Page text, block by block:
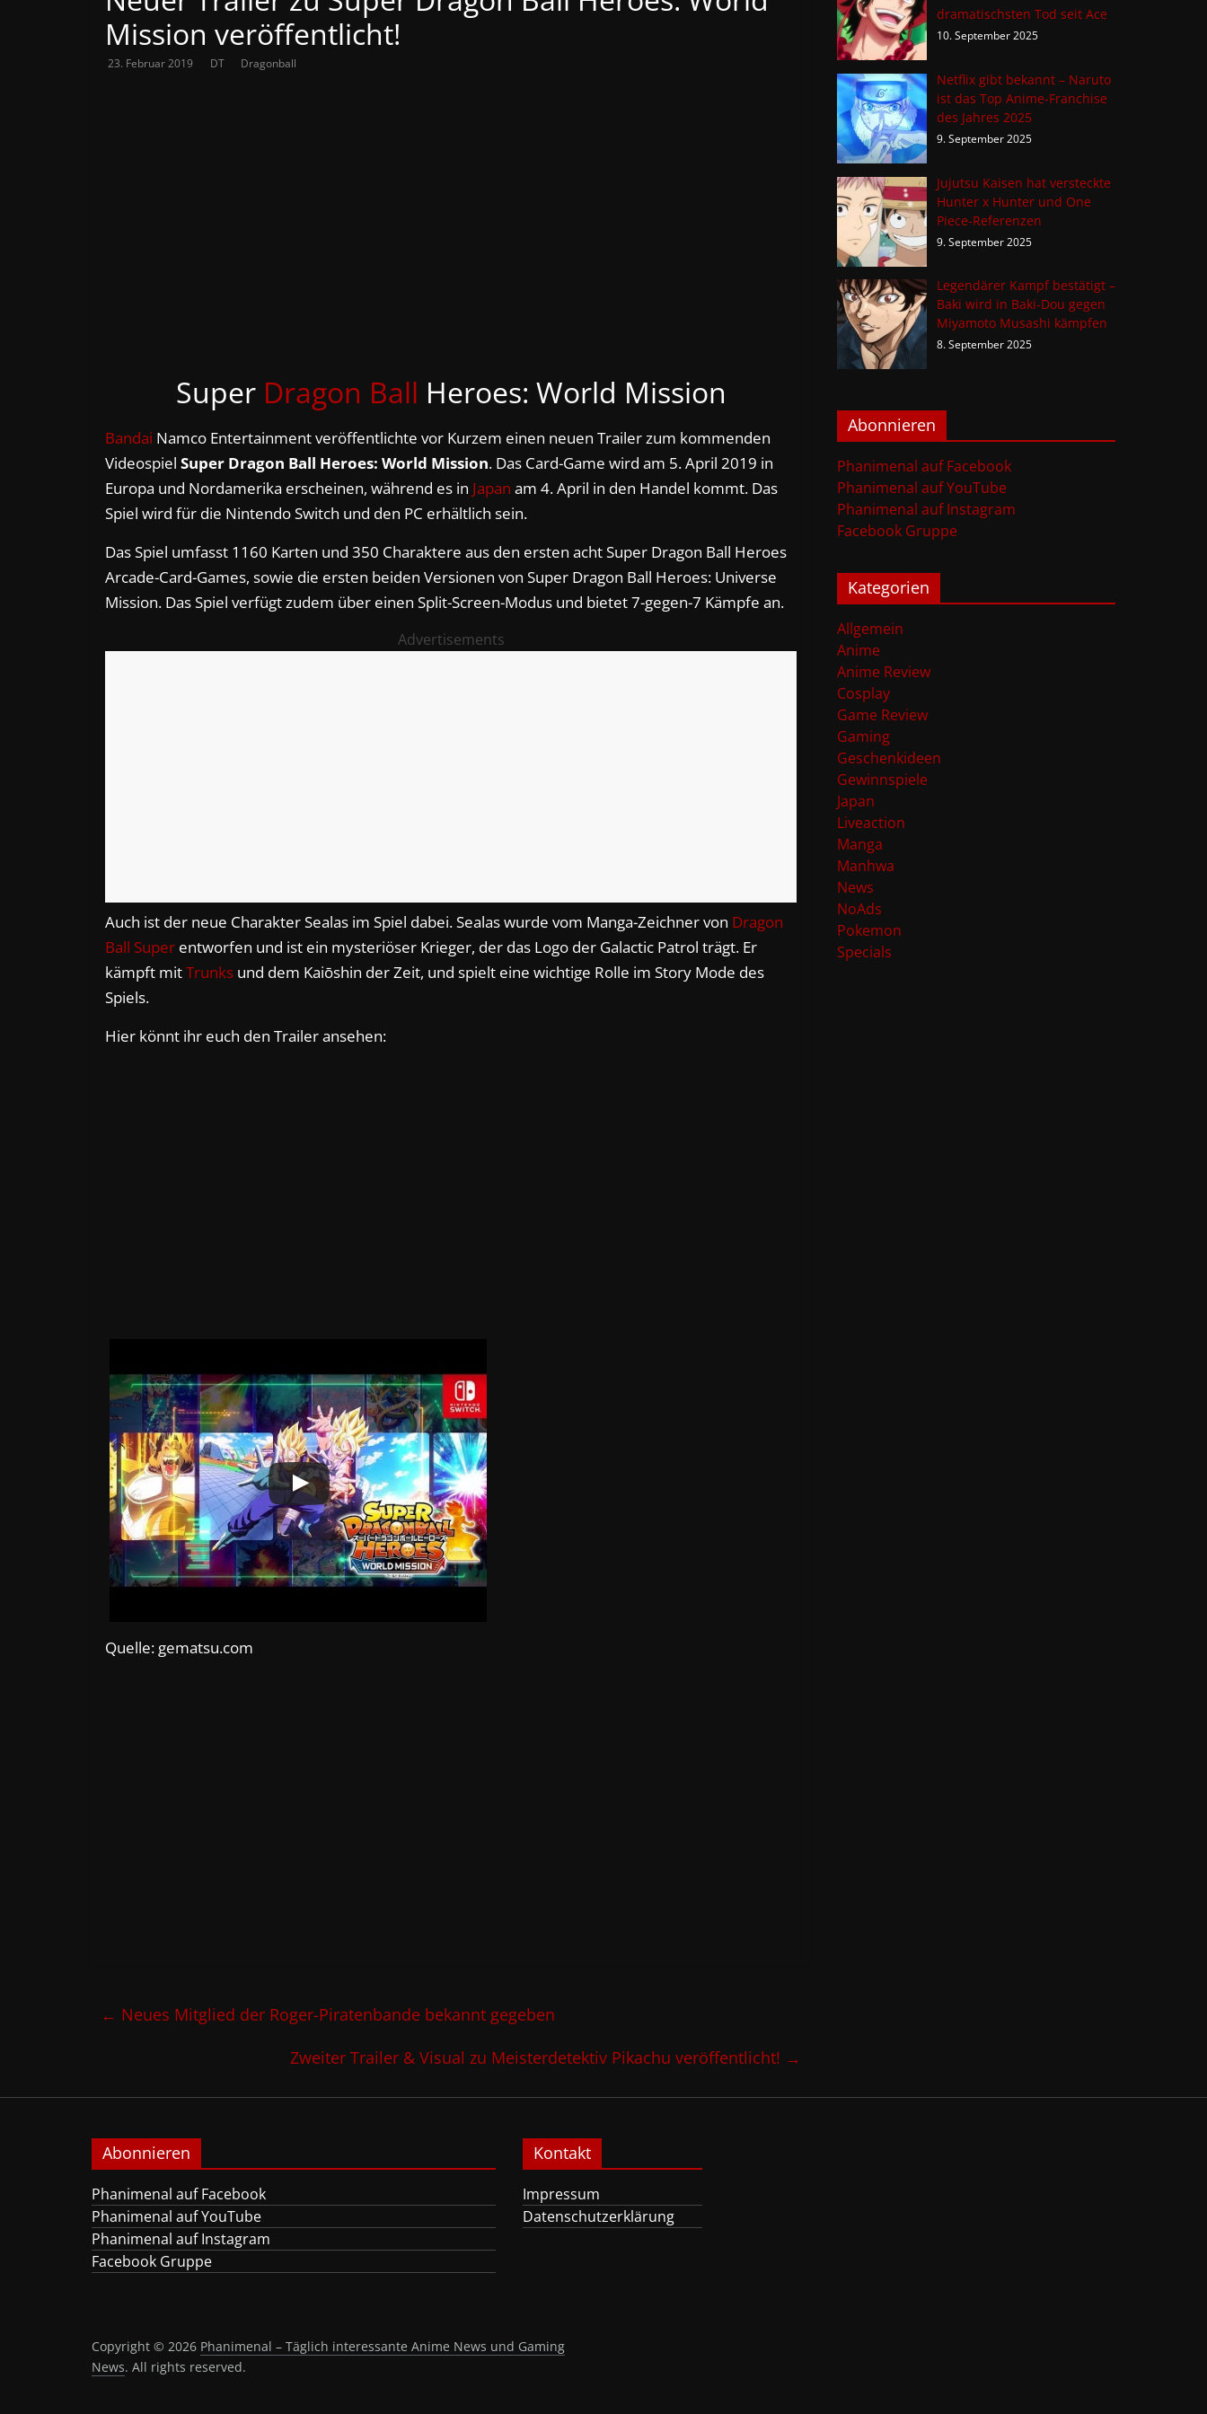
Mission veröffentlicht!
23. Februar 2019 DT Dragonball
Super Dragon Ball Heroes: World Mission
Bandai Namco Entertainment veröffentlichte vor Kurzem einen neuen Trailer zum kommenden
Videospiel Super Dragon Ball Heroes: World Mission. Das Card-Game wird am 5. April 2019 in
Europa und Nordamerika erscheinen, während es in Japan am 4. April in den Handel kommt. Das
Spiel wird für die Nintendo Switch und den PC erhältlich sein.
Das Spiel umfasst 1160 Karten und 350 Charaktere aus den ersten acht Super Dragon Ball Heroes
Arcade-Card-Games, sowie die ersten beiden Versionen von Super Dragon Ball Heroes: Universe
Mission. Das Spiel verfügt zudem über einen Split-Screen-Modus und bietet 7-gegen-7 Kämpfe an.
Advertisements
Auch ist der neue Charakter Sealas im Spiel dabei. Sealas wurde vom Manga-Zeichner von Dragon
Ball Super entworfen und ist ein mysteriöser Krieger, der das Logo der Galactic Patrol trägt. Er
kämpft mitTrunks und dem Kaiōshin der Zeit, und spielt eine wichtige Rolle im Story Mode des
Spiels.
Hier könnt ihr euch den Trailer ansehen:
Quelle: gematsu.com
← Neues Mitglied der Roger-Piratenbande bekannt gegeben
Zweiter Trailer & Visual zu Meisterdetektiv Pikachu veröffentlicht! →
dramatischsten Tod seit Ace
10. September 2025
Netflix gibt bekannt – Naruto
ist das Top Anime-Franchise
des Jahres 2025
9. September 2025
Jujutsu Kaisen hat versteckte
Hunter x Hunter und One
Piece-Referenzen
9. September 2025
Legendärer Kampf bestätigt –
Baki wird in Baki-Dou gegen
Miyamoto Musashi kämpfen
8. September 2025
Abonnieren
Phanimenal auf Facebook
Phanimenal auf YouTube
Phanimenal auf Instagram
Facebook Gruppe
Kategorien
Allgemein
Anime
Anime Review
Cosplay
Game Review
Gaming
Geschenkideen
Gewinnspiele
Japan
Liveaction
Manga
Manhwa
News
NoAds
Pokemon
Specials
Abonnieren
Phanimenal auf Facebook
Phanimenal auf YouTube
Phanimenal auf Instagram
Facebook Gruppe
Kontakt
Impressum
Datenschutzerklärung
Copyright © 2026 Phanimenal – Täglich interessante Anime News und Gaming
News. All rights reserved.